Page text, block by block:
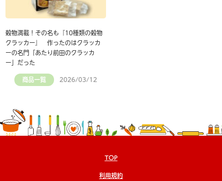
穀物満載！その名も『10種類の穀物
クラッカー』 作ったのはクラッカ
ーの名門「あたり前田のクラッカ
ー」だった
商品一覧 2026/03/12
TOP
利用規約